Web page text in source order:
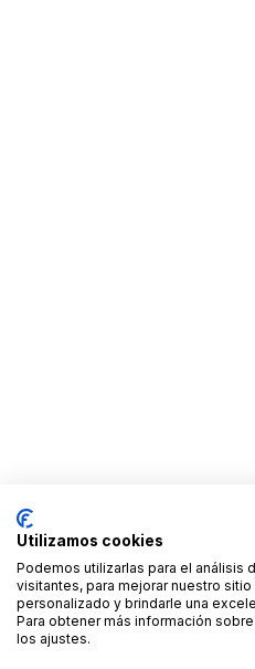
Utilizamos cookies
Podemos utilizarlas para el análisis
visitantes, para mejorar nuestro
personalizado y brindarle una
Para obtener más información
los ajustes.